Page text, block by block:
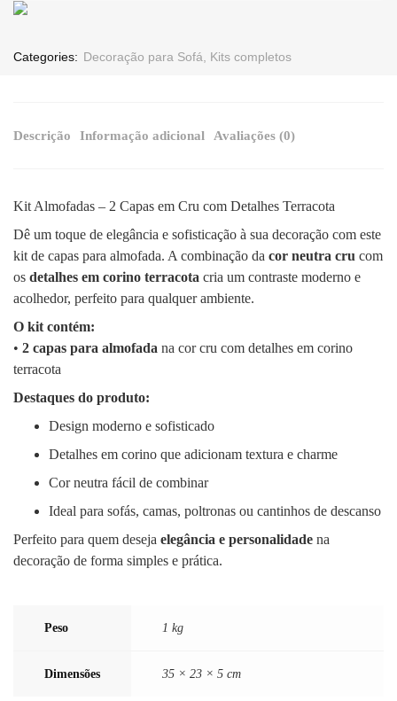
Categories: Decoração para Sofá, Kits completos
Descrição Informação adicional Avaliações (0)
Kit Almofadas – 2 Capas em Cru com Detalhes Terracota
Dê um toque de elegância e sofisticação à sua decoração com este
kit de capas para almofada. A combinação da cor neutra cru com
os detalhes em corino terracota cria um contraste moderno e
acolhedor, perfeito para qualquer ambiente.
O kit contém:
• 2 capas para almofada na cor cru com detalhes em corino
terracota
Destaques do produto:
Design moderno e sofisticado
Detalhes em corino que adicionam textura e charme
Cor neutra fácil de combinar
Ideal para sofás, camas, poltronas ou cantinhos de descanso
Perfeito para quem deseja elegância e personalidade na
decoração de forma simples e prática.
Peso 1 kg
Dimensões 35 × 23 × 5 cm